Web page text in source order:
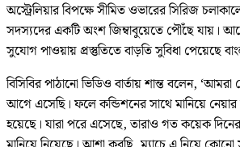
অস্ট্রেলিয়ার বিপক্ষে সীমিত ওভারের সিরিজ
সদস্যদের একটি অংশ জিম্বাবুয়েতে পৌঁছে যায়।
সুযোগ পাওয়ায় প্রস্তুতিতে বাড়তি সুবিধা পেয়েছে
বিসিবির পাঠানো ভিডিও বার্তায় শান্ত বলেন,
আগে এসেছি। ফলে কন্ডিশনের সাথে মানিয়ে
হয়েছে। যারা পরে এসেছে, তারাও গত কয়েক